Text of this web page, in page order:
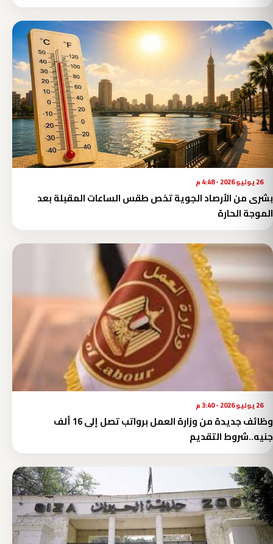
26 يوليو 2026 - 4:48 م
بشرى من الأرصاد الجوية تخص طقس الساعات المقبلة بعد
الموجة الحارة
26 يوليو 2026 - 3:40 م
وظائف جديدة من وزارة العمل برواتب تصل إلى 16 ألف
جنيه..شروط التقديم